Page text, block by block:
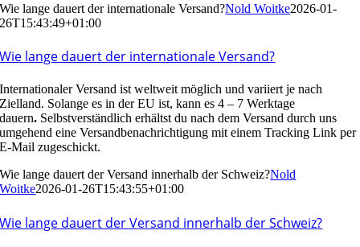
Wie lange dauert der internationale Versand?Nold Woitke2026-01-
26T15:43:49+01:00
Wie lange dauert der internationale Versand?
Internationaler Versand ist weltweit möglich und variiert je nach
Zielland. Solange es in der EU ist, kann es 4 – 7 Werktage
dauern. Selbstverständlich erhältst du nach dem Versand durch uns
umgehend eine Versandbenachrichtigung mit einem Tracking Link per
E-Mail zugeschickt.
Wie lange dauert der Versand innerhalb der Schweiz?Nold
Woitke2026-01-26T15:43:55+01:00
Wie lange dauert der Versand innerhalb der Schweiz?